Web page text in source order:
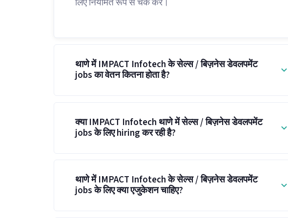
लिए नियमित रूप से चेक करें।
थाणे में IMPACT Infotech के सेल्स / बिज़नेस डेवलपमेंट
jobs का वेतन कितना होता है?
क्या IMPACT Infotech थाणे में सेल्स / बिज़नेस डेवलपमेंट
jobs के लिए hiring कर रही है?
थाणे में IMPACT Infotech के सेल्स / बिज़नेस डेवलपमेंट
jobs के लिए क्या एजुकेशन चाहिए?